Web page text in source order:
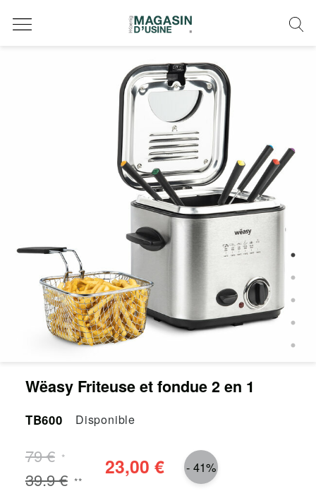
Wëasy Friteuse et fondue 2 en 1
TB600 Disponible
79 € *
39.9 € **
23,00 € - 41%